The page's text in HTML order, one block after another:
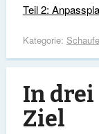
Teil 2:
Kategorie:
In
Ziel